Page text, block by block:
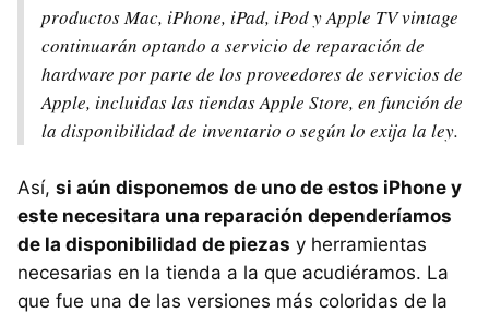
productos Mac, iPhone, iPad, iPod y Apple TV vintage
continuarán optando a servicio de reparación de
hardware por parte de los proveedores de servicios de
Apple, incluidas las tiendas Apple Store, en función de
la disponibilidad de inventario o según lo exija la ley.
Así, si aún disponemos de uno de estos iPhone y
este necesitara una reparación dependeríamos
de la disponibilidad de piezas y herramientas
necesarias en la tienda a la que acudiéramos. La
que fue una de las versiones más coloridas de la